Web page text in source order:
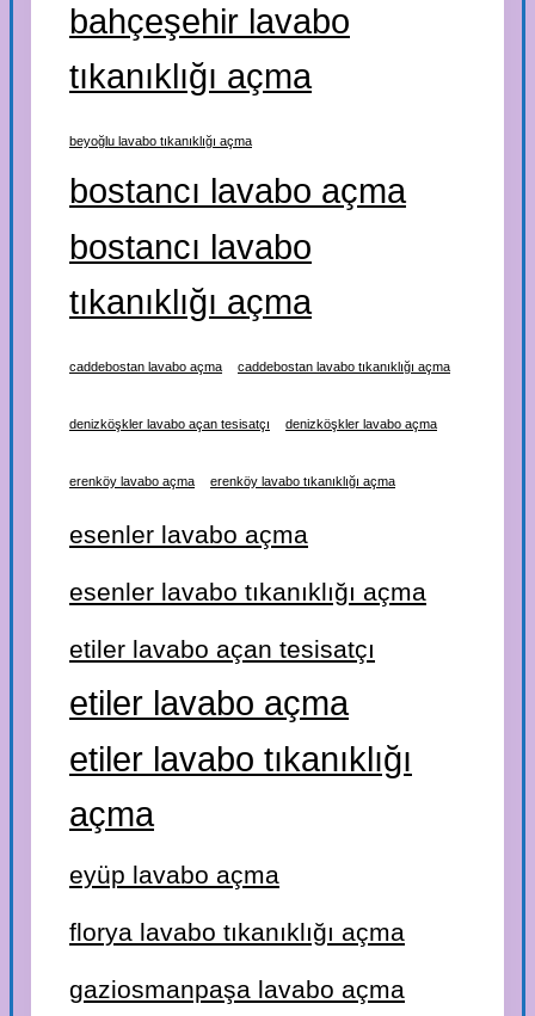
bahçeşehir lavabo
tıkanıklığı açma
beyoğlu lavabo tıkanıklığı açma
bostancı lavabo açma
bostancı lavabo
tıkanıklığı açma
caddebostan lavabo açma caddebostan lavabo tıkanıklığı açma
denizköşkler lavabo açan tesisatçı denizköşkler lavabo açma
erenköy lavabo açma erenköy lavabo tıkanıklığı açma
esenler lavabo açma
esenler lavabo tıkanıklığı açma
etiler lavabo açan tesisatçı
etiler lavabo açma
etiler lavabo tıkanıklığı
açma
eyüp lavabo açma
florya lavabo tıkanıklığı açma
gaziosmanpaşa lavabo açma